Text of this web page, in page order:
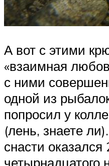
А вот с этими
«взаимная
с ними
одной из
попросил у
(лень, знаете
снасти оказался
четырнадцатого